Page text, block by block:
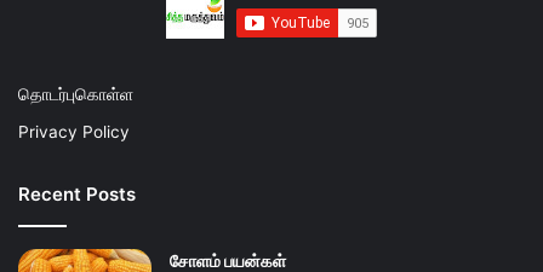
தொடர்புகொள்ள
Privacy Policy
Recent Posts
சோளம் பயன்கள்